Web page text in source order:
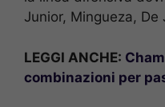
Junior, Mingueza,
LEGGI ANCHE:
combinazioni per